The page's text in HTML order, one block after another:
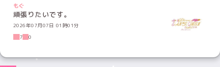
もぐ
頑張りたいです。
2026年07月07日 01時01分
7
0